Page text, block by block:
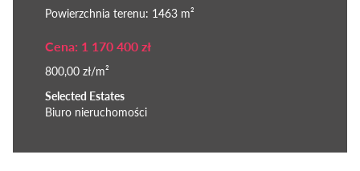
Powierzchnia terenu: 1463 m²
Cena: 1 170 400 zł
800,00 zł/m²
Selected Estates
Biuro nieruchomości